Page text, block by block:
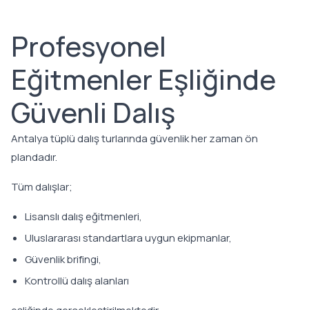
Profesyonel
Eğitmenler Eşliğinde
Güvenli Dalış
Antalya tüplü dalış turlarında güvenlik her zaman ön
plandadır.
Tüm dalışlar;
Lisanslı dalış eğitmenleri,
Uluslararası standartlara uygun ekipmanlar,
Güvenlik brifingi,
Kontrollü dalış alanları